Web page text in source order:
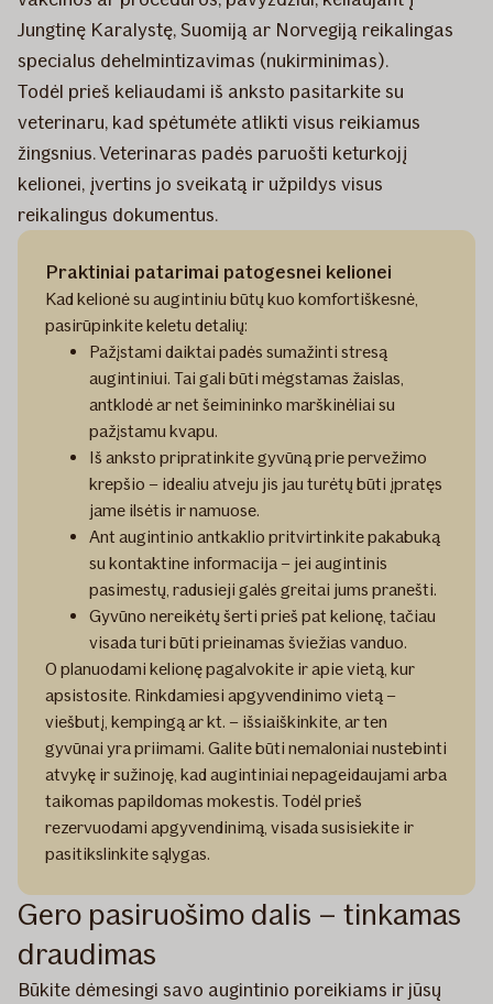
Jungtinę Karalystę, Suomiją ar Norvegiją reikalingas
specialus dehelmintizavimas (nukirminimas).
Todėl prieš keliaudami iš anksto pasitarkite su
veterinaru, kad spėtumėte atlikti visus reikiamus
žingsnius. Veterinaras padės paruošti keturkojį
kelionei, įvertins jo sveikatą ir užpildys visus
reikalingus dokumentus.
Praktiniai patarimai patogesnei kelionei
Kad kelionė su augintiniu būtų kuo komfortiškesnė,
pasirūpinkite keletu detalių:
Pažįstami daiktai padės sumažinti stresą
augintiniui. Tai gali būti mėgstamas žaislas,
antklodė ar net šeimininko marškinėliai su
pažįstamu kvapu.
Iš anksto pripratinkite gyvūną prie pervežimo
krepšio – idealiu atveju jis jau turėtų būti įpratęs
jame ilsėtis ir namuose.
Ant augintinio antkaklio pritvirtinkite pakabuką
su kontaktine informacija – jei augintinis
pasimestų, radusieji galės greitai jums pranešti.
Gyvūno nereikėtų šerti prieš pat kelionę, tačiau
visada turi būti prieinamas šviežias vanduo.
O planuodami kelionę pagalvokite ir apie vietą, kur
apsistosite. Rinkdamiesi apgyvendinimo vietą –
viešbutį, kempingą ar kt. – išsiaiškinkite, ar ten
gyvūnai yra priimami. Galite būti nemaloniai nustebinti
atvykę ir sužinoję, kad augintiniai nepageidaujami arba
taikomas papildomas mokestis. Todėl prieš
rezervuodami apgyvendinimą, visada susisiekite ir
pasitikslinkite sąlygas.
Gero pasiruošimo dalis – tinkamas
draudimas
Būkite dėmesingi savo augintinio poreikiams ir jūsų